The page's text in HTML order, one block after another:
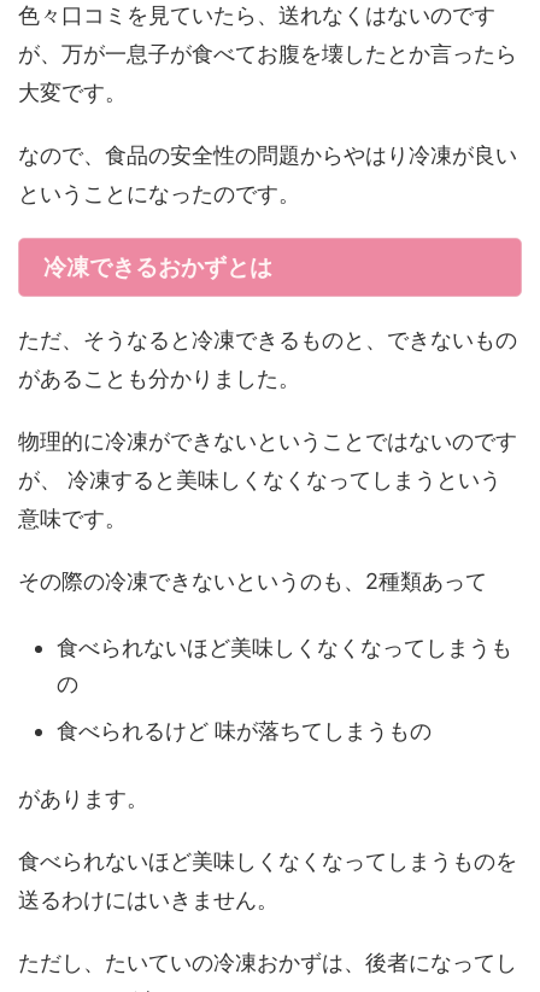
色々口コミを見ていたら、送れなくはないのです
が、万が一息子が食べてお腹を壊したとか言ったら
大変です。
なので、食品の安全性の問題からやはり冷凍が良い
ということになったのです。
冷凍できるおかずとは
ただ、そうなると冷凍できるものと、できないもの
があることも分かりました。
物理的に冷凍ができないということではないのです
が、 冷凍すると美味しくなくなってしまうという
意味です。
その際の冷凍できないというのも、2種類あって
食べられないほど美味しくなくなってしまうも
の
食べられるけど 味が落ちてしまうもの
があります。
食べられないほど美味しくなくなってしまうものを
送るわけにはいきません。
ただし、たいていの冷凍おかずは、後者になってし